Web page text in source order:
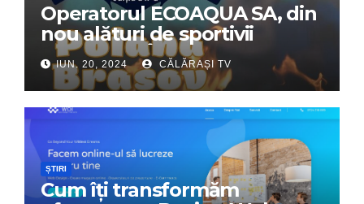
Operatorul ECOAQUA SA, din
nou alături de sportivii
călărășeni. Începe „Prima
Tabără”!
IUN. 20, 2024 CĂLĂRAȘI TV
ȘTIRI
Cum îți transformăm